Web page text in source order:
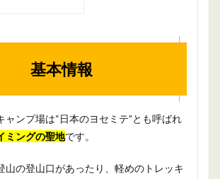
基本情報
ャンプ場は“日本のヨセミテ”とも呼ばれ
ミングの聖地です。
山の登山口があったり、軽めのトレッキ